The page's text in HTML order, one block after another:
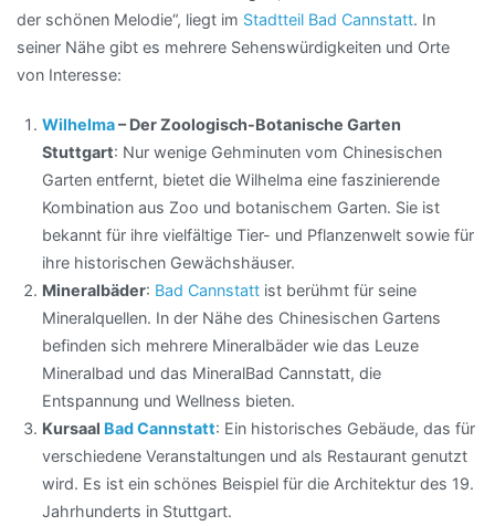
der schönen Melodie“, liegt im Stadtteil Bad Cannstatt. In
seiner Nähe gibt es mehrere Sehenswürdigkeiten und Orte
von Interesse:
Wilhelma– Der Zoologisch-Botanische Garten
Stuttgart: Nur wenige Gehminuten vom Chinesischen
Garten entfernt, bietet die Wilhelma eine faszinierende
Kombination aus Zoo und botanischem Garten. Sie ist
bekannt für ihre vielfältige Tier- und Pflanzenwelt sowie für
ihre historischen Gewächshäuser.
Mineralbäder: Bad Cannstatt ist berühmt für seine
Mineralquellen. In der Nähe des Chinesischen Gartens
befinden sich mehrere Mineralbäder wie das Leuze
Mineralbad und das MineralBad Cannstatt, die
Entspannung und Wellness bieten.
Kursaal Bad Cannstatt: Ein historisches Gebäude, das für
verschiedene Veranstaltungen und als Restaurant genutzt
wird. Es ist ein schönes Beispiel für die Architektur des 19.
Jahrhunderts in Stuttgart.